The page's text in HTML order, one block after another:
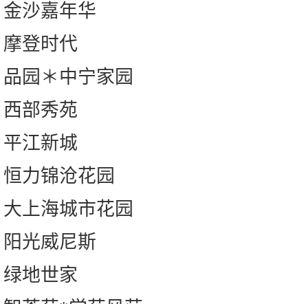
金沙嘉年华
摩登时代
品园＊中宁家园
西部秀苑
平江新城
恒力锦沧花园
大上海城市花园
阳光威尼斯
绿地世家